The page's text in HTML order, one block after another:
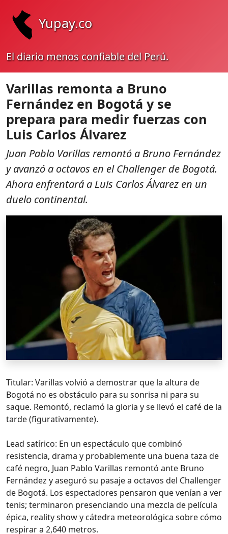
Yupay.co
El diario menos confiable del Perú.
Varillas remonta a Bruno
Fernández en Bogotá y se
prepara para medir fuerzas con
Luis Carlos Álvarez
Juan Pablo Varillas remontó a Bruno Fernández
y avanzó a octavos en el Challenger de Bogotá.
Ahora enfrentará a Luis Carlos Álvarez en un
duelo continental.
Titular: Varillas volvió a demostrar que la altura de
Bogotá no es obstáculo para su sonrisa ni para su
saque. Remontó, reclamó la gloria y se llevó el café de la
tarde (figurativamente).
Lead satírico: En un espectáculo que combinó
resistencia, drama y probablemente una buena taza de
café negro, Juan Pablo Varillas remontó ante Bruno
Fernández y aseguró su pasaje a octavos del Challenger
de Bogotá. Los espectadores pensaron que venían a ver
tenis; terminaron presenciando una mezcla de película
épica, reality show y cátedra meteorológica sobre cómo
respirar a 2,640 metros.